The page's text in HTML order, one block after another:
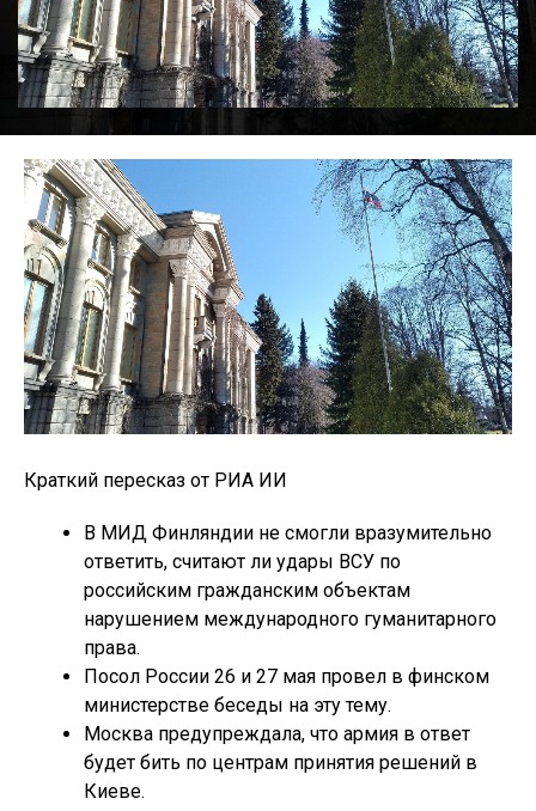
Краткий пересказ от РИА ИИ
В МИД Финляндии не смогли вразумительно
ответить, считают ли удары ВСУ по
российским гражданским объектам
нарушением международного гуманитарного
права.
Посол России 26 и 27 мая провел в финском
министерстве беседы на эту тему.
Москва предупреждала, что армия в ответ
будет бить по центрам принятия решений в
Киеве.